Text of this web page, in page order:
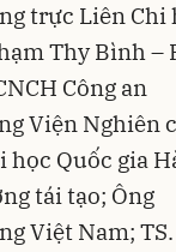
trực Liên Chi
Thy Bình –
Công an
Viện Nghiên
học Quốc gia
tái tạo; Ông
Việt Nam; TS.